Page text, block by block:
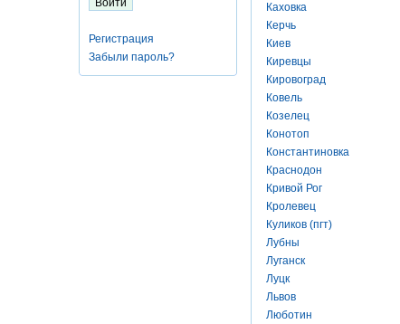
Регистрация
Забыли пароль?
Каховка
Керчь
Киев
Киревцы
Кировоград
Ковель
Козелец
Конотоп
Константиновка
Краснодон
Кривой Рог
Кролевец
Куликов (пгт)
Лубны
Луганск
Луцк
Львов
Люботин